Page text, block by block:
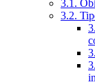
3.1.
3.2.